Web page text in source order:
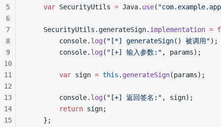
    var
SecurityUtils = Java. use(
    SecurityUtils.generateSign.
implementation =
        console.
log ( "[*] generateSign() 被调用");
        console.
log ( "[+] 输入参数:" , params);
        var
sign = this . generateSign(params);
        console.
log ( "[+] 返回签名:" , sign);
        return
sign;
    };
5
6
7
8
9
10
11
12
13
14
15